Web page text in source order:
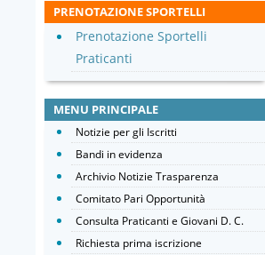
PRENOTAZIONE SPORTELLI
Prenotazione Sportelli
Praticanti
MENU PRINCIPALE
Notizie per gli Iscritti
Bandi in evidenza
Archivio Notizie Trasparenza
Comitato Pari Opportunità
Consulta Praticanti e Giovani D. C.
Richiesta prima iscrizione